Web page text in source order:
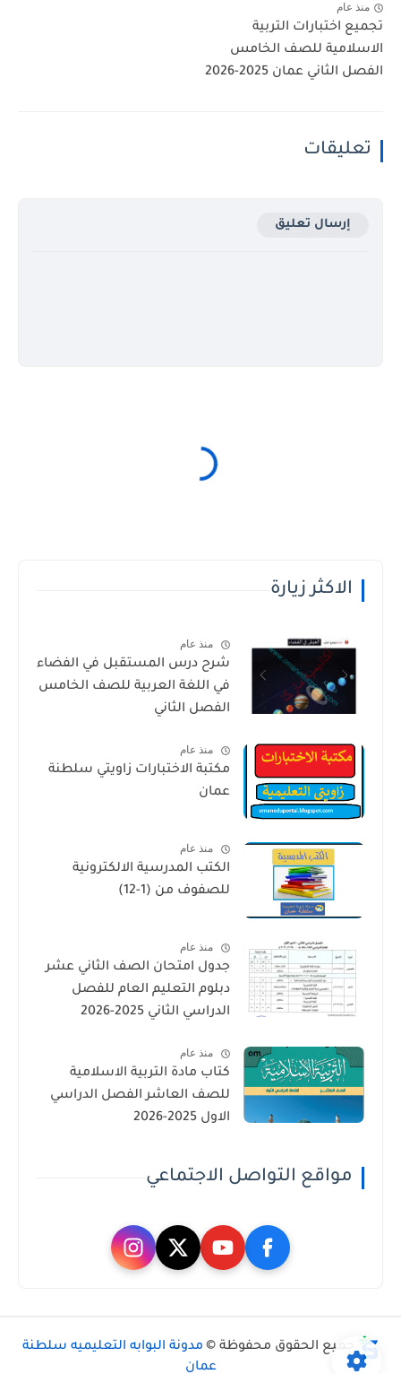
منذ عام
تجميع اختبارات التربية
الاسلامية للصف الخامس
الفصل الثاني عمان 2025-2026
تعليقات
إرسال تعليق
الاكثر زيارة
منذ عام
شرح درس المستقبل في الفضاء
في اللغة العربية للصف الخامس
الفصل الثاني
منذ عام
مكتبة الاختبارات زاويتي سلطنة
عمان
منذ عام
الكتب المدرسية الالكترونية
للصفوف من (1-12)
منذ عام
جدول امتحان الصف الثاني عشر
دبلوم التعليم العام للفصل
الدراسي الثاني 2025-2026
منذ عام
كتاب مادة التربية الاسلامية
للصف العاشر الفصل الدراسي
الاول 2025-2026
مواقع التواصل الاجتماعي
جميع الحقوق محفوظة © مدونة البوابه التعليميه سلطنة
عمان